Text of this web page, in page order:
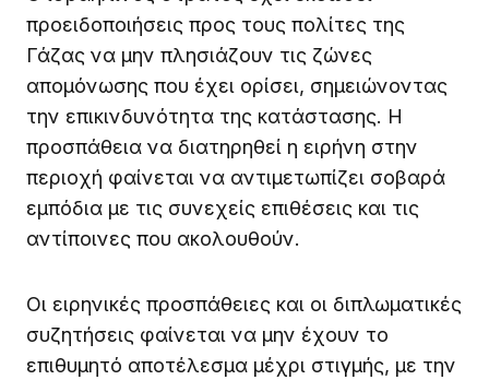
προειδοποιήσεις προς τους πολίτες της
Γάζας να μην πλησιάζουν τις ζώνες
απομόνωσης που έχει ορίσει, σημειώνοντας
την επικινδυνότητα της κατάστασης. Η
προσπάθεια να διατηρηθεί η ειρήνη στην
περιοχή φαίνεται να αντιμετωπίζει σοβαρά
εμπόδια με τις συνεχείς επιθέσεις και τις
αντίποινες που ακολουθούν.
Οι ειρηνικές προσπάθειες και οι διπλωματικές
συζητήσεις φαίνεται να μην έχουν το
επιθυμητό αποτέλεσμα μέχρι στιγμής, με την